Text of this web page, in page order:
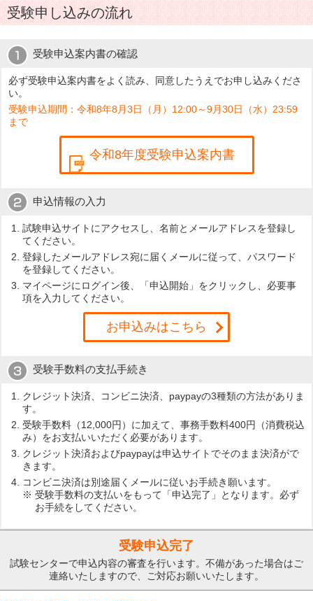
受験申し込みの流れ
受験申込案内書の確認
必ず受験申込案内書をよく読み、同意したうえでお申し込みくださ
い。
受験申込期間：令和8年8月3日（月）12:00～9月30日（水）23:59
まで
令和8年度受験申込案内書
申込情報の入力
試験申込サイトにアクセスし、名前とメールアドレスを登録し
てください。​
登録したメールアドレス宛に届くメールに従って、パスワード
を登録してください。​
マイページにログイン後、「申込開始」をクリックし、必要事
項を入力してください。​
お申込みはこちら
受験手数料の支払手続き
クレジット決済、コンビニ決済、paypayの3種類の方法がありま
す。
受験手数料（12,000円）に加えて、事務手数料400円（消費税込
み）をお支払いいただく必要があります。
クレジット決済およびpaypayは申込サイトでそのまま決済がで
きます。
コンビニ決済は別途届くメールに従いお手続き願います。
受験手数料の支払いをもって「申込完了」となります。必ず
お手続をしてください。
受験申込完了
試験センターで申込内容の審査を行います。不備があった場合はご
連絡いたしますので、ご対応お願いいたします。​